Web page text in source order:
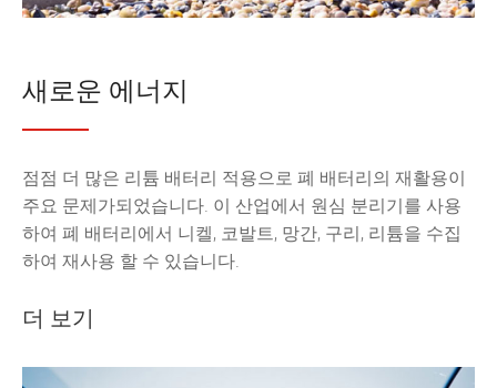
새로운 에너지
점점 더 많은 리튬 배터리 적용으로 폐 배터리의 재활용이
주요 문제가되었습니다. 이 산업에서 원심 분리기를 사용
하여 폐 배터리에서 니켈, 코발트, 망간, 구리, 리튬을 수집
하여 재사용 할 수 있습니다.
더 보기